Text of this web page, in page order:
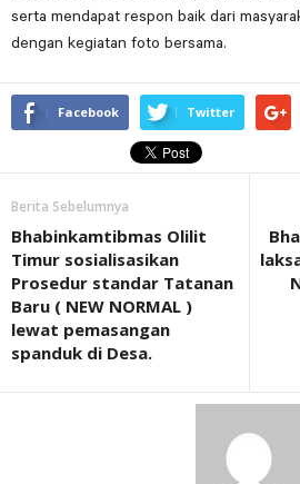
serta mendapat respon baik dari
dengan kegiatan foto bersama.
Facebook Twitter
Berita Sebelumnya
Bhabinkamtibmas Olilit
Timur sosialisasikan
Prosedur standar Tatanan
Baru ( NEW NORMAL )
lewat pemasangan
spanduk di Desa.